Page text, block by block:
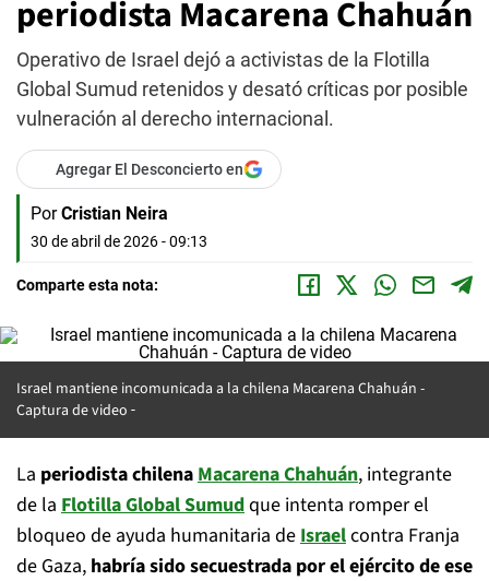
periodista Macarena Chahuán
Operativo de Israel dejó a activistas de la Flotilla
Global Sumud retenidos y desató críticas por posible
vulneración al derecho internacional.
Agregar El Desconcierto en
Por Cristian Neira
30 de abril de 2026 - 09:13
Comparte esta nota:
Israel mantiene incomunicada a la chilena Macarena Chahuán -
Captura de video
La periodista chilenaMacarena Chahuán, integrante
de la Flotilla Global Sumudque intenta romper el
bloqueo de ayuda humanitaria deIsraelcontra Franja
de Gaza, habría sido secuestrada por el ejército de ese